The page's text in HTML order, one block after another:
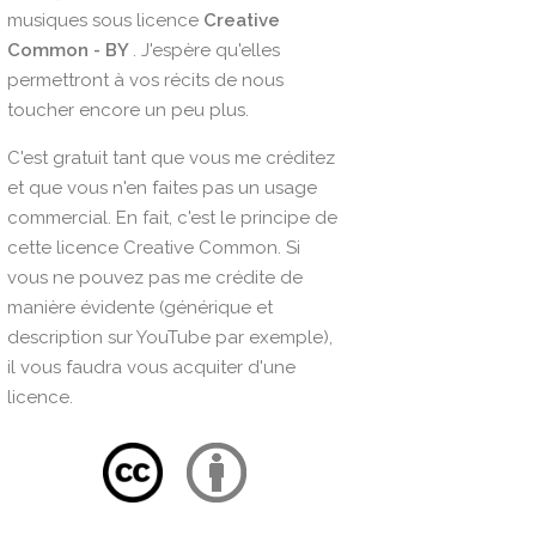
musiques sous licence Creative
Common - BY . J'espère qu'elles
permettront à vos récits de nous
toucher encore un peu plus.
C'est gratuit tant que vous me créditez
et que vous n'en faites pas un usage
commercial. En fait, c'est le principe de
cette licence Creative Common. Si
vous ne pouvez pas me crédite de
manière évidente (générique et
description sur YouTube par exemple),
il vous faudra vous acquiter d'une
licence.